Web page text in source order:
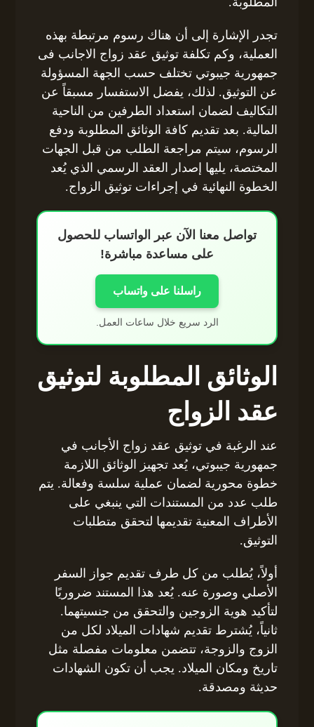
تجدر الإشارة إلى أن هناك رسوم مرتبطة بهذه
العملية، وكم تكلفة توثيق عقد زواج الاجانب فى
جمهورية جيبوتي تختلف حسب الجهة المسؤولة
عن التوثيق. لذلك، يفضل الاستفسار مسبقاً عن
التكاليف لضمان استعداد الطرفين من الناحية
المالية. بعد تقديم كافة الوثائق المطلوبة ودفع
الرسوم، سيتم مراجعة الطلب من قبل الجهات
المختصة، يليها إصدار العقد الرسمي الذي يُعد
الخطوة النهائية في إجراءات توثيق الزواج.
تواصل معنا الآن عبر الواتساب للحصول
على مساعدة مباشرة!
راسلنا على واتساب
الرد سريع خلال ساعات العمل.
الوثائق المطلوبة لتوثيق
عقد الزواج
عند الرغبة في توثيق عقد زواج الأجانب في
جمهورية جيبوتي، يُعد تجهيز الوثائق اللازمة
خطوة محورية لضمان عملية سلسة وفعالة. يتم
طلب عدد من المستندات التي ينبغي على
الأطراف المعنية تقديمها لتحقق متطلبات
التوثيق.
أولاً، يُطلب من كل طرف تقديم جواز السفر
الأصلي وصورة عنه. يُعد هذا المستند ضروريًا
لتأكيد هوية الزوجين والتحقق من جنسيتهما.
ثانياً، يُشترط تقديم شهادات الميلاد لكل من
الزوج والزوجة، تتضمن معلومات مفصلة مثل
تاريخ ومكان الميلاد. يجب أن تكون الشهادات
حديثة ومصدقة.